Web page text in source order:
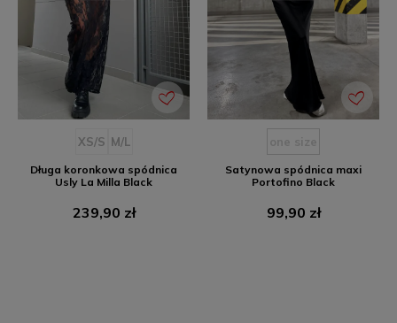
XS/S M/L
Długa koronkowa spódnica
Usly La Milla Black
239,90 złCena
Satynowa spódnica maxi
Portofino Black
99,90 złCena